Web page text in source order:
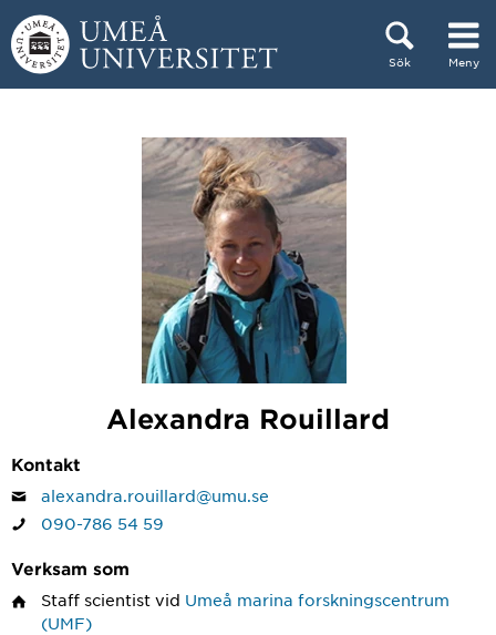
Hoppa direkt till innehållet
Sök Meny
Alexandra Rouillard
Kontakt
alexandra.rouillard@umu.se
090-786 54 59
Verksam som
Staff scientist vid Umeå marina forskningscentrum
(UMF)